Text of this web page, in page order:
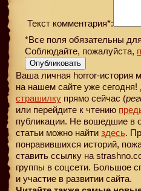
Текст комментария*:
*Все поля обязательны
Соблюдайте, пожалуйста,
Опубликовать
Ваша личная horror-история
на нашем сайте уже сегодня!
страшилку прямо сейчас (
или перейдите к чтению
публикации. Не вошедшие в
статьи можно найти здесь.
понравившихся историй,
ставить ссылку на
группы в соцсети. Большое
и участие в развитии сайта.